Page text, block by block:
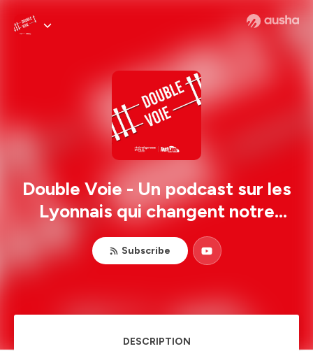
Double Voie - Un podcast sur les
Lyonnais qui changent notre
monde.
Subscribe
DESCRIPTION